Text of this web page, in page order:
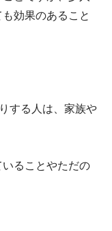
効果のあること
する人は、家族や
ることやただの